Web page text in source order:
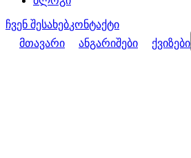
ჩვენ შესახებკონტაქტი
მთავარი
ანგარიშები ქვიზები